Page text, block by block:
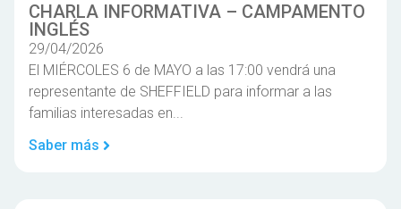
CHARLA INFORMATIVA – CAMPAMENTO
INGLÉS
29/04/2026
El MIÉRCOLES 6 de MAYO a las 17:00 vendrá una
representante de SHEFFIELD para informar a las
familias interesadas en...
Saber más